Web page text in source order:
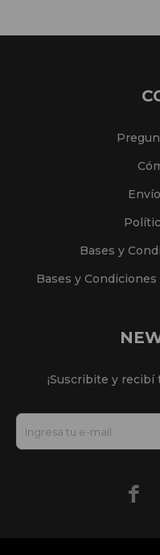
Bases y
Bases y
¡Suscribite y recibí
